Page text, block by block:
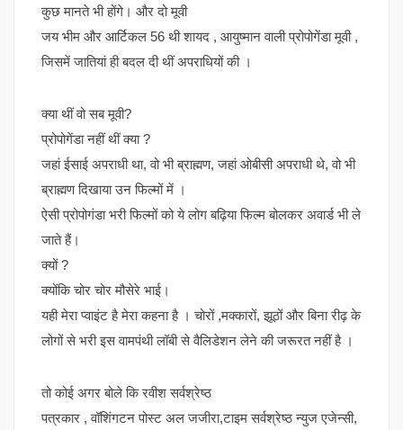
कुछ मानते भी होंगे। और दो मूवी
जय भीम और आर्टिकल 56 थी शायद , आयुष्मान वाली प्रोपोगेंडा मूवी ,
जिसमें जातियां ही बदल दी थीं अपराधियों की ।
क्या थीं वो सब मूवी?
प्रोपोगेंडा नहीं थीं क्या ?
जहां ईसाई अपराधी था, वो भी ब्राह्मण, जहां ओबीसी अपराधी थे, वो भी
ब्राह्मण दिखाया उन फिल्मों में ।
ऐसी प्रोपोगंडा भरी फिल्मों को ये लोग बढ़िया फिल्म बोलकर अवार्ड भी ले
जाते हैं।
क्यों ?
क्योंकि चोर चोर मौसेरे भाई।
यही मेरा प्वाइंट है मेरा कहना है । चोरों ,मक्कारों, झूठों और बिना रीढ़ के
लोगों से भरी इस वामपंथी लॉबी से वैलिडेशन लेने की जरूरत नहीं है ।
तो कोई अगर बोले कि रवीश सर्वश्रेष्ठ
पत्रकार , वॉशिंगटन पोस्ट अल जजीरा,टाइम सर्वश्रेष्ठ न्युज एजेन्सी,